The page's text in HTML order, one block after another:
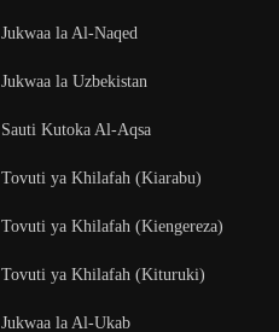
Jukwaa la Al-Naqed
Jukwaa la Uzbekistan
Sauti Kutoka Al-Aqsa
Tovuti ya Khilafah (Kiarabu)
Tovuti ya Khilafah (Kiengereza)
Tovuti ya Khilafah (Kituruki)
Jukwaa la Al-Ukab